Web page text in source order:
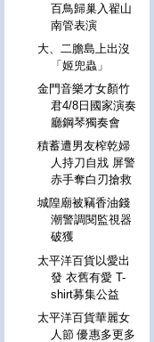
百鳥歸巢入翟山
南管表演
大、二膽島上出沒
「姬兜蟲」
金門音樂才女顏竹
君4/8日國家演奏
廳鋼琴獨奏會
積蓄遭男友榨乾婦
人持刀自戕 屏警
赤手奪白刃搶救
城隍廟被竊香油錢
潮警調閱監視器
破獲
太平洋百貨以愛出
發 衣舊有愛 T-
shirt募集公益
太平洋百貨華麗女
人節 優惠多更多